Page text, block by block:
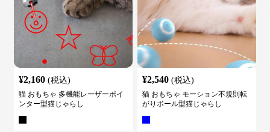
¥2,160 (税込)
猫 おもちゃ 多機能レーザーポイ
ンター型猫じゃらし
¥2,540 (税込)
猫 おもちゃ モーション不規則転
がりボール型猫じゃらし